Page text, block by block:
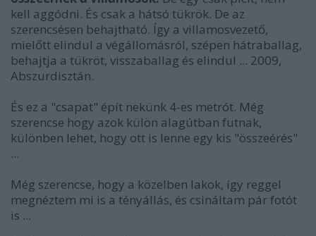
kell aggódni. És csak a hátsó tükrök. De az
szerencsésen behajtható. Így a villamosvezető,
mielőtt elindul a végállomásról, szépen hátraballag,
behajtja a tükröt, visszaballag és elindul ... 2009,
Abszurdisztán.
És ez a "csapat" épít nekünk 4-es metrót. Még
szerencse hogy azok külön alagútban futnak,
különben lehet, hogy ott is lenne egy kis "összeérés"
...
Még szerencse, hogy a közelben lakok, így reggel
megnéztem mi is a tényállás, és csináltam pár fotót
is ...